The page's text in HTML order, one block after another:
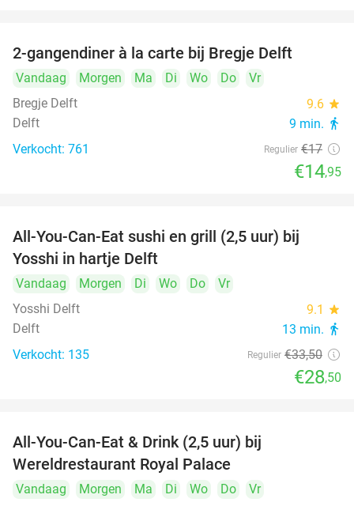
2-gangendiner à la carte bij Bregje Delft
Vandaag Morgen Ma Di Wo Do
Vr
Bregje Delft
9.6 star
Delft 9 min. directions_walk
Verkocht: 761 Regulier €17
€14,95
All-You-Can-Eat sushi en grill (2,5 uur) bij
Yosshi in hartje Delft
Vandaag Morgen Di Wo Do
Vr
Yosshi Delft
9.1 star
Delft 13 min. directions_walk
Verkocht: 135 Regulier €33,50
€28,50
All-You-Can-Eat & Drink (2,5 uur) bij
Wereldrestaurant Royal Palace
Vandaag Morgen Ma Di Wo Do
Vr